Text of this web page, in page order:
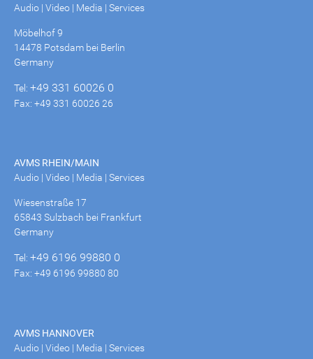
Audio | Video | Media | Services
Möbelhof 9
14478 Potsdam bei Berlin
Germany
Tel: +49 331 60026 0
Fax: +49 331 60026 26
AVMS RHEIN/MAIN
Audio | Video | Media | Services
Wiesenstraße 17
65843 Sulzbach bei Frankfurt
Germany
Tel: +49 6196 99880 0
Fax: +49 6196 99880 80
AVMS HANNOVER
Audio | Video | Media | Services